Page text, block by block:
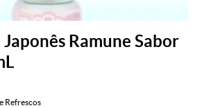
Ramune Sabor
Refrescos